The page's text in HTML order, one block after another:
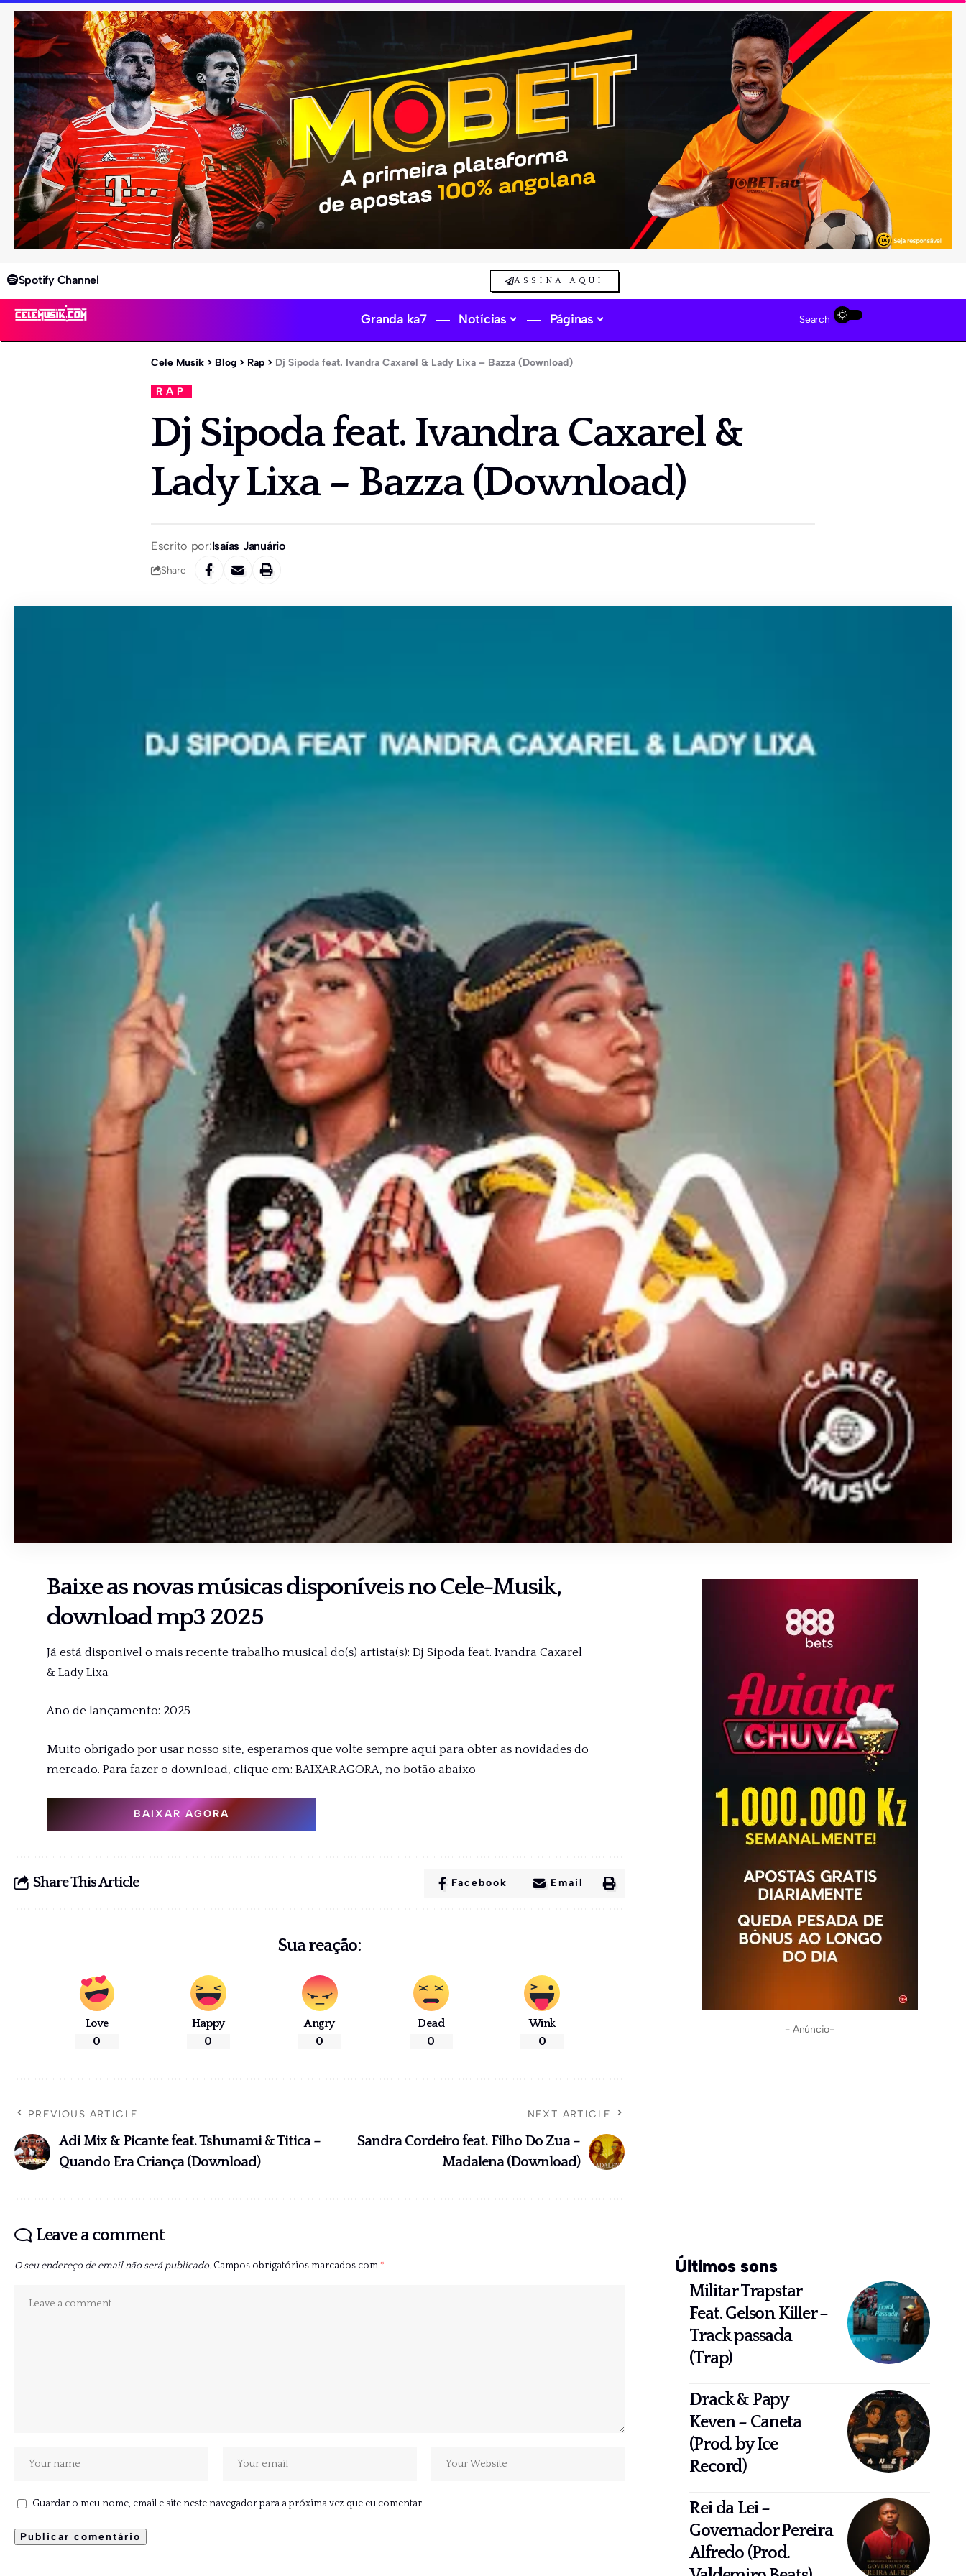
Spotify Channel ASSINA AQUI
Granda ka7 Notícias Páginas Search
Cele Musik > Blog > Rap > Dj Sipoda feat. Ivandra Caxarel & Lady Lixa – Bazza (Download)
RAP
Dj Sipoda feat. Ivandra Caxarel &
Lady Lixa – Bazza (Download)
Escrito por:Isaías Januário
Share
Baixe as novas músicas disponíveis noCele-Musik,
download mp3 2025
Já está disponivel o mais recente trabalho musical do(s) artista(s): Dj Sipoda feat. Ivandra Caxarel
& Lady Lixa
Ano de lançamento: 2025
Muito obrigado por usar nosso site, esperamos que volte sempre aqui para obter as novidades do
mercado. Para fazer o download, clique em: BAIXAR AGORA, no botão abaixo
BAIXAR AGORA
Share This Article Facebook Email
Sua reação:
Love
0
Happy
0
Angry
0
Dead
0
Wink
0
PREVIOUS ARTICLE
Adi Mix & Picante feat. Tshunami & Titica –
Quando Era Criança (Download)
NEXT ARTICLE
Sandra Cordeiro feat. Filho Do Zua –
Madalena (Download)
Leave a comment
O seu endereço de email não será publicado. Campos obrigatórios marcados com*
Guardar o meu nome, email e site neste navegador para a próxima vez que eu comentar.
- Anúncio-
Últimos sons
Militar Trapstar
Feat. Gelson Killer –
Track passada
(Trap)
Drack & Papy
Keven – Caneta
(Prod. by Ice
Record)
Rei da Lei –
Governador Pereira
Alfredo (Prod.